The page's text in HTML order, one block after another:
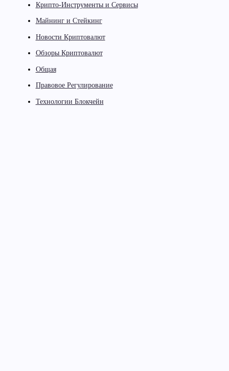
Крипто-Инструменты и Сервисы
Майнинг и Стейкинг
Новости Криптовалют
Обзоры Криптовалют
Общая
Правовое Регулирование
Технологии Блокчейн